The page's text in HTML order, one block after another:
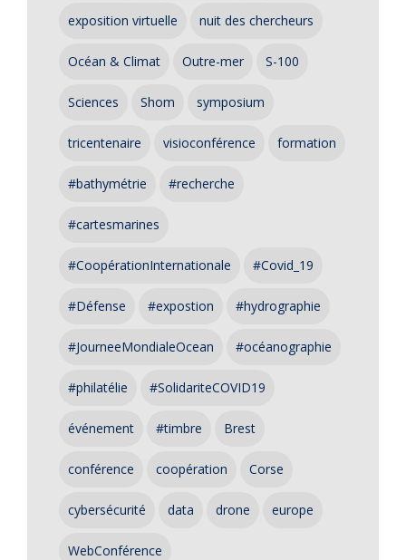
exposition virtuelle nuit des chercheurs
Océan & Climat Outre-mer S-100
Sciences Shom symposium
tricentenaire visioconférence formation
#bathymétrie #recherche
#cartesmarines
#CoopérationInternationale #Covid_19
#Défense #expostion #hydrographie
#JourneeMondialeOcean #océanographie
#philatélie #SolidariteCOVID19
événement #timbre Brest
conférence coopération Corse
cybersécurité data drone europe
WebConférence